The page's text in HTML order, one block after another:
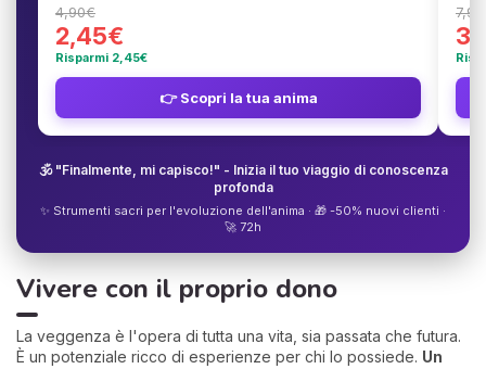
4,90€
2,45€
Risparmi 2,45€
👉 Scopri la tua anima
🕉️ "Finalmente, mi capisco!" - Inizia il tuo viaggio di conoscenza
profonda
✨ Strumenti sacri per l'evoluzione dell'anima · 🎁 -50% nuovi clienti ·
🚀 72h
Vivere con il proprio dono
La veggenza è l'opera di tutta una vita, sia passata che futura.
È un potenziale ricco di esperienze per chi lo possiede. Un